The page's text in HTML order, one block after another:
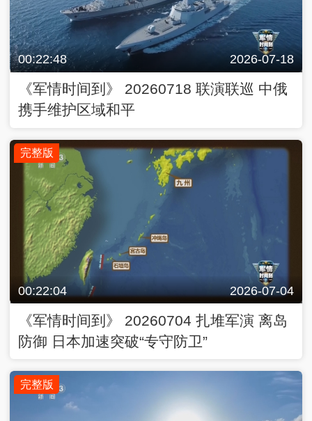
00:22:48 2026-07-18
《军情时间到》 20260718 联演联巡 中俄
携手维护区域和平
完整版
00:22:04 2026-07-04
《军情时间到》 20260704 扎堆军演 离岛
防御 日本加速突破“专守防卫”
完整版